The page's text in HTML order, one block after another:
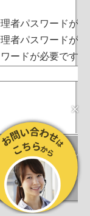
者パスワードが
者パスワードが
ードが必要です)
トへの要望 ヘルプ
License.
Team( GPL )
×